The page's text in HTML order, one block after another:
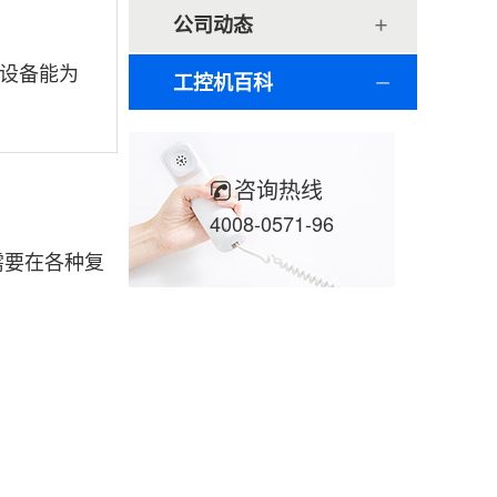
公司动态
工控机百科
咨询热线
4008-0571-96
备能为
在各种复